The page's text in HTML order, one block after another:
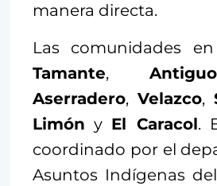
manera directa.
Las comunidades
Tamante,
Aserradero, Velazco,
Limón y El Caracol.
coordinado por el
Asuntos Indígenas